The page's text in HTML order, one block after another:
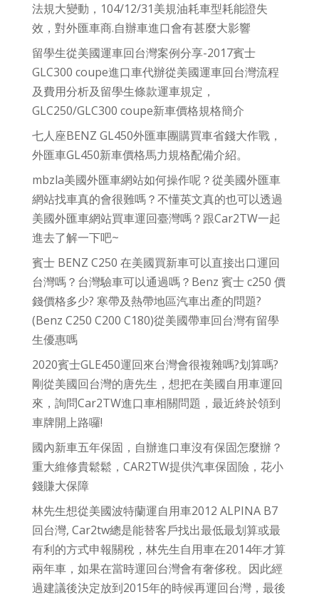
法規大變動，104/12/31美規油耗車型耗能證失
效，對外匯車商.自辦車進口會有甚麼大影響
留學生從美國運車回台灣案例分享-2017賓士
GLC300 coupe進口車代辦從美國運車回台灣流程
及費用分析及留學生條款運車規定，
GLC250/GLC300 coupe新車價格規格簡介
七人座BENZ GL450外匯車團購買車省錢大作戰，
外匯車GL450新車價格馬力規格配備介紹。
mbzla美國外匯車網站如何操作呢？從美國外匯車
網站找車真的會很難嗎？不懂英文真的也可以透過
美國外匯車網站買車運回臺灣嗎？跟Car2TW一起
進去了解一下吧~
賓士 BENZ C250 在美國買新車可以直接出口運回
台灣嗎？台灣驗車可以通過嗎？Benz 賓士 c250 價
錢價格多少? 寒帶及熱帶地區汽車出產的問題?
(Benz C250 C200 C180)從美國帶車回台灣有留學
生優惠嗎
2020賓士GLE450運回來台灣會很複雜嗎?划算嗎?
剛從美國回台灣的唐先生，想把在美國自用車運回
來，詢問Car2TW進口車相關問題，最近終於領到
車牌開上路囉!
國內新車五年保固，自辦進口車沒有保固怎麼辦？
重大維修貴鬆鬆，CAR2TW提供汽車保固險，花小
錢賺大保障
林先生想從美國波特蘭運自用車2012 ALPINA B7
回台灣, Car2tw總是能替客戶找出最低最划算或最
有利的方式申報關稅，林先生自用車在2014年才算
兩年車，如果在當時運回台灣會有奢侈稅。因此經
過建議後決定放到2015年的時候再運回台灣，最後